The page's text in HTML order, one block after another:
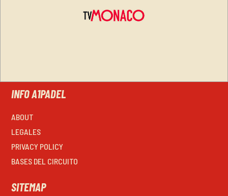
INFO A1PADEL
ABOUT
LEGALES
PRIVACY POLICY
BASES DEL CIRCUITO
SITEMAP